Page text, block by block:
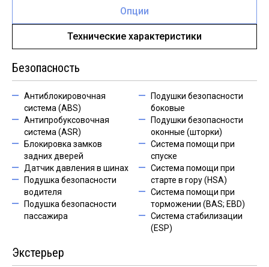
Опции
Технические характеристики
Безопасность
Антиблокировочная
система (ABS)
Антипробуксовочная
система (ASR)
Блокировка замков
задних дверей
Датчик давления в шинах
Подушка безопасности
водителя
Подушка безопасности
пассажира
Подушки безопасности
боковые
Подушки безопасности
оконные (шторки)
Система помощи при
спуске
Система помощи при
старте в гору (HSA)
Система помощи при
торможении (BAS; EBD)
Система стабилизации
(ESP)
Экстерьер